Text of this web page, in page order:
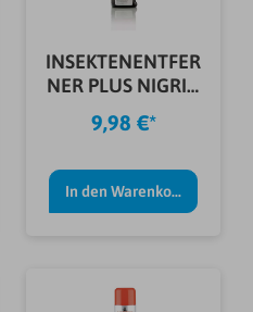
INSEKTENENTFER
NER PLUS NIGRIN
500ML
9,98 €*
In den Warenkorb